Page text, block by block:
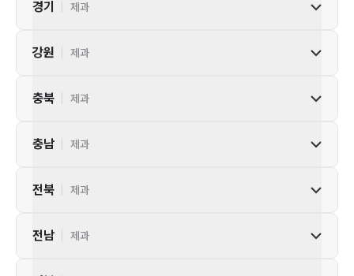
경기 제과
강원 제과
충북 제과
충남 제과
전북 제과
전남 제과